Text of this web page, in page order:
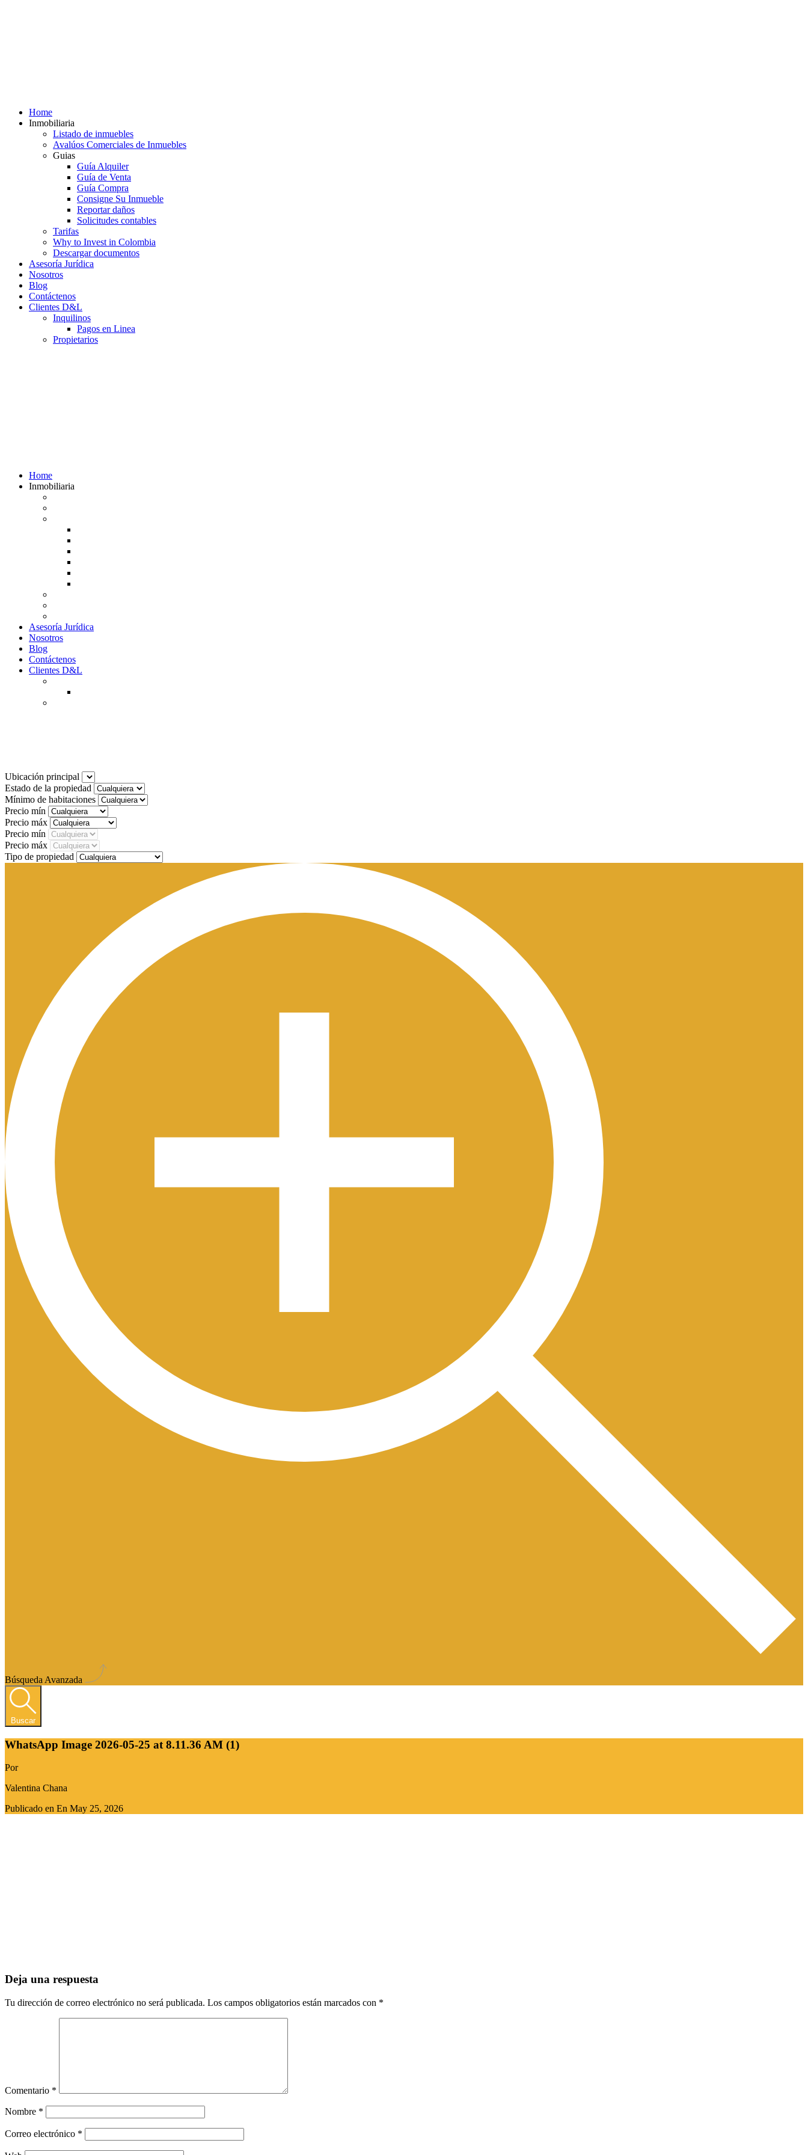
Home
Inmobiliaria
Listado de inmuebles
Avalúos Comerciales de Inmuebles
Guias
Guía Alquiler
Guía de Venta
Guía Compra
Consigne Su Inmueble
Reportar daños
Solicitudes contables
Tarifas
Why to Invest in Colombia
Descargar documentos
Asesoría Jurídica
Nosotros
Blog
Contáctenos
Clientes D&L
Inquilinos
Pagos en Linea
Propietarios
Home
Inmobiliaria
Asesoría Jurídica
Nosotros
Blog
Contáctenos
Clientes D&L
Ubicación principal
Estado de la propiedad
Mínimo de habitaciones
Precio mín
Precio máx
Precio mín
Precio máx
Tipo de propiedad
Búsqueda Avanzada
Buscar
WhatsApp Image 2026-05-25 at 8.11.36 AM (1)
Por
Valentina Chana
Publicado en En May 25, 2026
Deja una respuesta
Tu dirección de correo electrónico no será publicada. Los campos obligatorios están marcados con *
Comentario *
Nombre *
Correo electrónico *